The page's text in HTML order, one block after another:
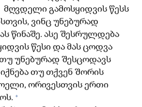
მღვდელი გამოსყიდვის წესს
ვინც უნებურად
წინაშე. ასე შესრულდება
წესი და მას ცოდვა
უნებურად შესცოდავს
თუ თქვენ შორის
ორივესთვის ერთი
+